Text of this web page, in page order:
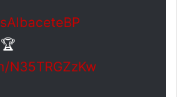
🏆
N35TRGZzKw